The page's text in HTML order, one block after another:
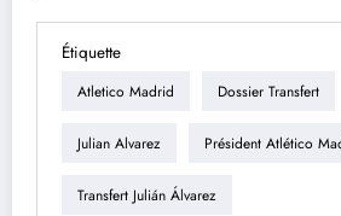
Étiquette
Atletico Madrid Dossier Transfert
Julian Alvarez Président Atlético
Transfert Julián Álvarez